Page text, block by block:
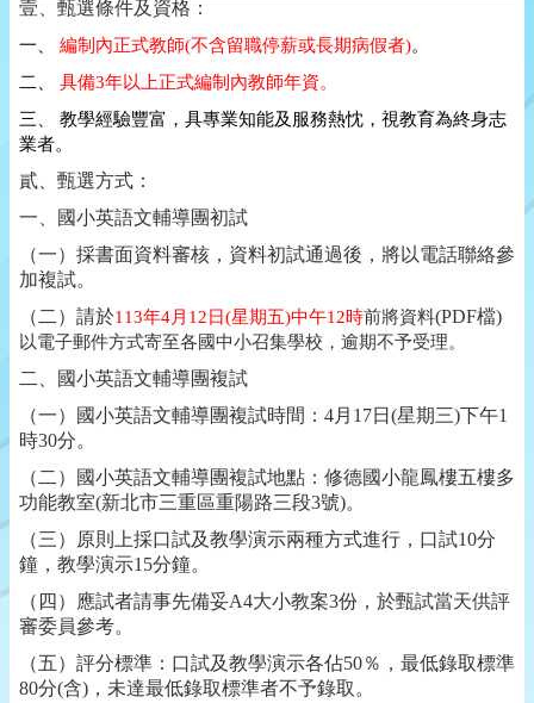
壹、甄選條件及資格：
一、 編制內正式教師(不含留職停薪或長期病假者)。
二、 具備3年以上正式編制內教師年資。
三、 教學經驗豐富，具專業知能及服務熱忱，視教育為終身志
業者。
貳、甄選方式：
一、國小英語文輔導團初試
（一）採書面資料審核，資料初試通過後，將以電話聯絡參
加複試。
（ 二 ） 請於113年4月12日(星期五)中午12時前將資料(PDF檔)
以電子郵件方式寄至各國中小召集學校 ，逾期不予受理。
二、國小英語文輔導團複試
（一）國小英語文輔導團複試時間： 4月 17日 (星期三)下午1
時30分。
（二）國小英語文輔導團複試地點：修德國小龍鳳樓五樓多
功能教室(新北市三重區重陽路三段3號)。
（三）原則上採口試及教學演示兩種方式進行，口試10分
鐘，教學演示15分鐘。
（四）應試者請事先備妥A4大小教案3份，於甄試當天供評
審委員參考。
（五）評分標準：口試及教學演示各佔50％，最低錄取標準
80分(含) ，未達最低錄取標準者不予錄取。